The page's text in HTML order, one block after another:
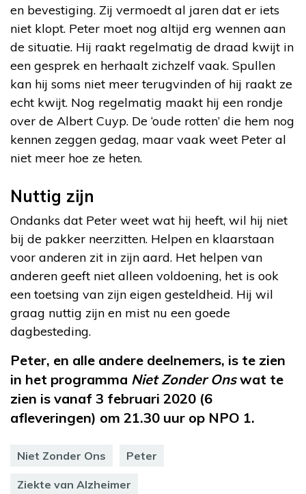
en bevestiging. Zij vermoedt al jaren dat er iets
niet klopt. Peter moet nog altijd erg wennen aan
de situatie. Hij raakt regelmatig de draad kwijt in
een gesprek en herhaalt zichzelf vaak. Spullen
kan hij soms niet meer terugvinden of hij raakt ze
echt kwijt. Nog regelmatig maakt hij een rondje
over de Albert Cuyp. De ‘oude rotten’ die hem nog
kennen zeggen gedag, maar vaak weet Peter al
niet meer hoe ze heten.
Nuttig zijn
Ondanks dat Peter weet wat hij heeft, wil hij niet
bij de pakker neerzitten. Helpen en klaarstaan
voor anderen zit in zijn aard. Het helpen van
anderen geeft niet alleen voldoening, het is ook
een toetsing van zijn eigen gesteldheid. Hij wil
graag nuttig zijn en mist nu een goede
dagbesteding.
Peter, en alle andere deelnemers, is te zien
in het programma Niet Zonder Onswat te
zien is vanaf 3 februari 2020 (6
afleveringen) om 21.30 uur op NPO 1.
Niet Zonder Ons Peter
Ziekte van Alzheimer